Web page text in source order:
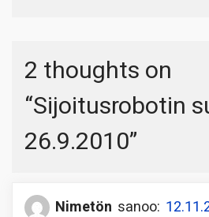
2 thoughts on
“Sijoitusrobotin
26.9.2010”
Nimetön sanoo: